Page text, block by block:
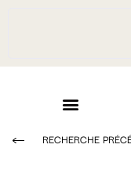
RECHERCHE